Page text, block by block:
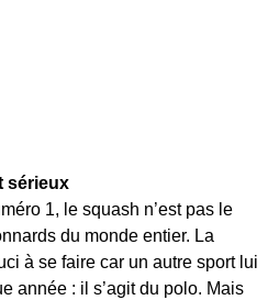
sérieux
1, le squash n’est pas le
du monde entier. La
à se faire car un autre sport lui
année : il s’agit du polo. Mais